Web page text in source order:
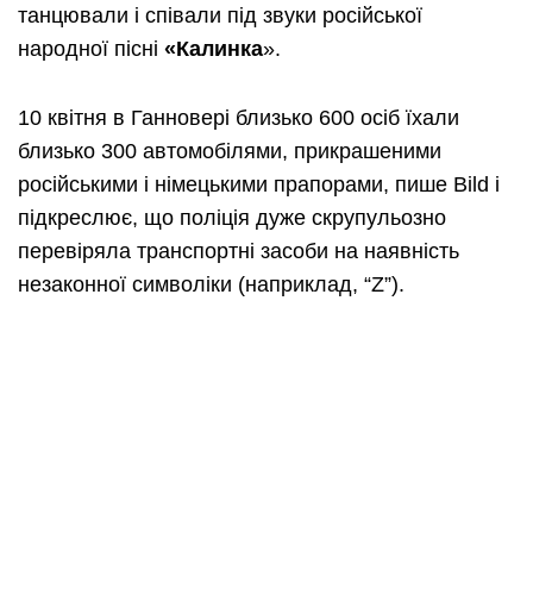
танцювали і співали під звуки російської
народної пісні «Калинка».
10 квітня в Ганновері близько 600 осіб їхали
близько 300 автомобілями, прикрашеними
російськими і німецькими прапорами, пише Bild і
підкреслює, що поліція дуже скрупульозно
перевіряла транспортні засоби на наявність
незаконної символіки (наприклад, “Z”).